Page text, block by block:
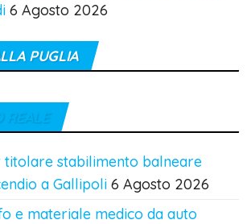
6 Agosto 2026
PUGLIA
REALE
titolare stabilimento balneare
a Gallipoli 6 Agosto 2026
e materiale medico da auto